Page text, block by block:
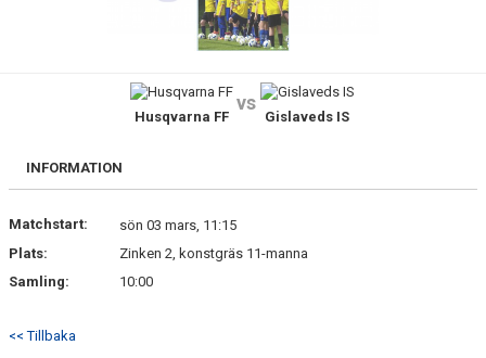
DOKUMENT
Husqvarna FF
vs
Gislaveds IS
INFORMATION
Matchstart:
sön 03 mars, 11:15
Plats:
Zinken 2, konstgräs 11-manna
Samling:
10:00
<< Tillbaka